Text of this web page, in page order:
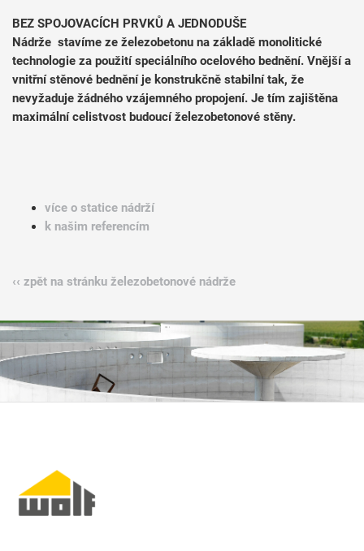
BEZ SPOJOVACÍCH PRVKŮ A JEDNODUŠE
Nádrže stavíme ze železobetonu na základě monolitické
technologie za použití speciálního ocelového bednění. Vnější a
vnitřní stěnové bednění je konstrukčně stabilní tak, že
nevyžaduje žádného vzájemného propojení. Je tím zajištěna
maximální celistvost budoucí železobetonové stěny.
více o statice nádrží
k našim referencím
‹‹ zpět na stránku železobetonové nádrže